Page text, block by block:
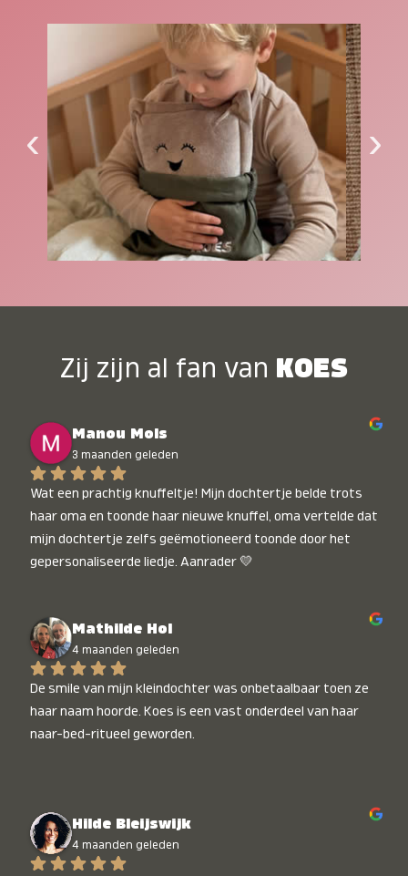
‹ ›
Zij zijn al fan van KOES
Manou Mols
3 maanden geleden
Wat een prachtig knuffeltje! Mijn dochtertje belde trots
haar oma en toonde haar nieuwe knuffel, oma vertelde dat
mijn dochtertje zelfs geëmotioneerd toonde door het
gepersonaliseerde liedje. Aanrader 💛
Mathilde Hol
4 maanden geleden
De smile van mijn kleindochter was onbetaalbaar toen ze
haar naam hoorde. Koes is een vast onderdeel van haar
naar-bed-ritueel geworden.
Hilde Bleijswijk
4 maanden geleden